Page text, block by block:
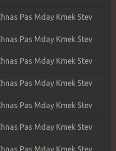
Pas Mday Kmek Stev
Pas Mday Kmek Stev
Pas Mday Kmek Stev
Pas Mday Kmek Stev
Pas Mday Kmek Stev
Pas Mday Kmek Stev
Pas Mday Kmek Stev